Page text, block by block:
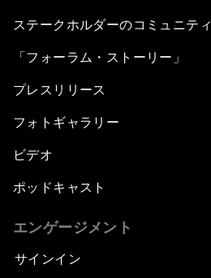
ステークホルダーのコミュニティ
「フォーラム・ストーリー」
プレスリリース
フォトギャラリー
ビデオ
ポッドキャスト
エンゲージメント
サインイン